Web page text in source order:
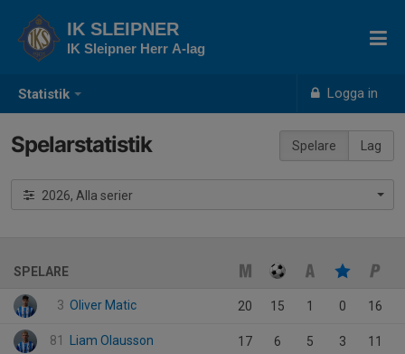
Statistik Logga in
IK SLEIPNER
IK Sleipner Herr A-lag
Spelare Lag
Spelarstatistik
2026, Alla serier
SPELARE
3 Oliver Matic 20 15 1 0 16
81 Liam Olausson 17 6 5 3 11